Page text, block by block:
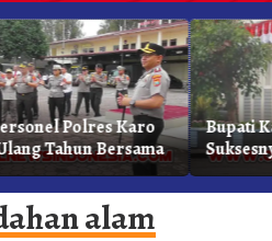
Polres Karo
Tahun Bersama
Bupati
alam